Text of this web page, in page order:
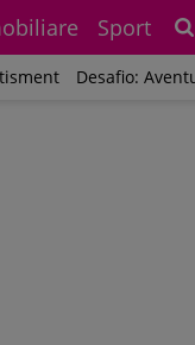
Sport
Desafio: